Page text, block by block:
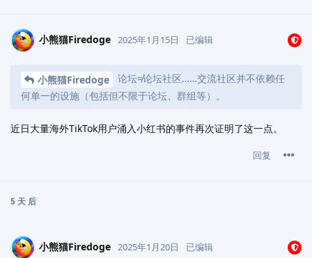
小熊猫Firedoge 2025年1月15日 已编辑
小熊猫Firedoge
论坛≠论坛社区……交流社区并不依赖任
何单一的设施（包括但不限于论坛、群组等）。
近日大量海外TikTok用户涌入小红书的事件再次证明了这一点。
回复
5 天 后
小熊猫Firedoge 2025年1月20日 已编辑